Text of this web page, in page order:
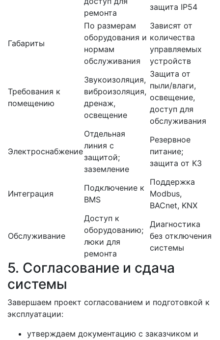
ремонта
защита IP54
Габариты
По размерам
оборудования и
нормам
обслуживания
Зависят от
количества
управляемых
устройств
Требования к
помещению
Звукоизоляция,
виброизоляция,
дренаж,
освещение
Защита от
пыли/влаги,
освещение,
доступ для
обслуживания
Электроснабжение
Отдельная
линия с
защитой;
заземление
Резервное
питание;
защита от КЗ
Интеграция
Подключение к
BMS
Поддержка
Modbus,
BACnet, KNX
Обслуживание
Доступ к
оборудованию;
люки для
ремонта
Диагностика
без отключения
системы
5. Согласование и сдача
системы
Завершаем проект согласованием и подготовкой к
эксплуатации:
утверждаем документацию с заказчиком и